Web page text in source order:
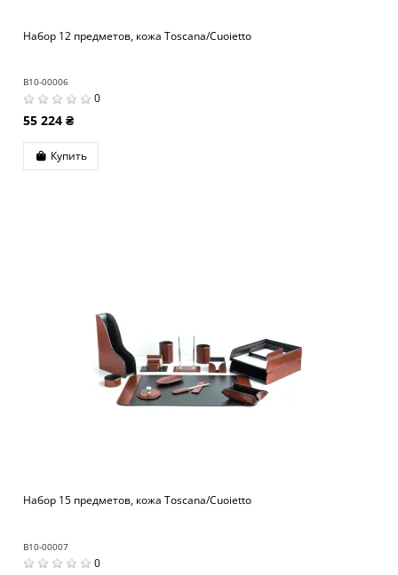
Набор 12 предметов, кожа Toscana/Cuoietto
B10-00006
0
55 224 ₴
Купить
Набор 15 предметов, кожа Toscana/Cuoietto
B10-00007
0